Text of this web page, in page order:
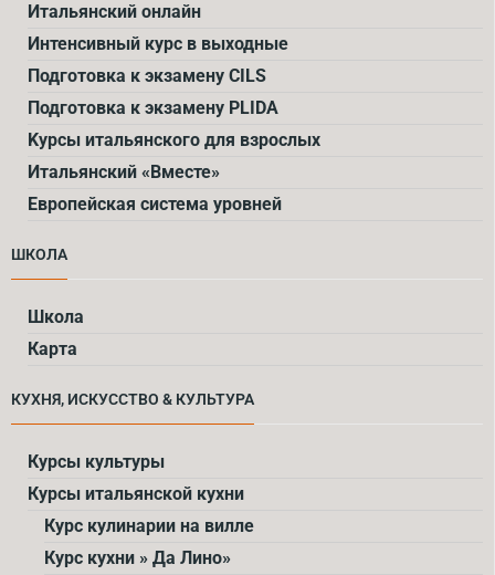
Итальянский онлайн
Интенсивный курс в выходные
Подготовка к экзамену CILS
Подготовка к экзамену PLIDA
Kурсы итальянского для взрослых
Итальянский «Вместе»
Европейская система уровней
ШКОЛА
Школа
Карта
КУХНЯ, ИСКУССТВО & КУЛЬТУРА
Курсы культуры
Курсы итальянской кухни
Курс кулинарии на вилле
Курс кухни » Да Лино»